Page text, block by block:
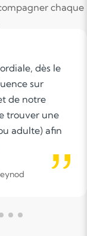
chaque
à l'idée de
est
et à
et
apportant
de